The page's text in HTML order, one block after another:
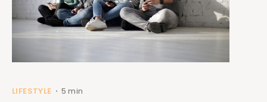
LIFESTYLE • 5 min